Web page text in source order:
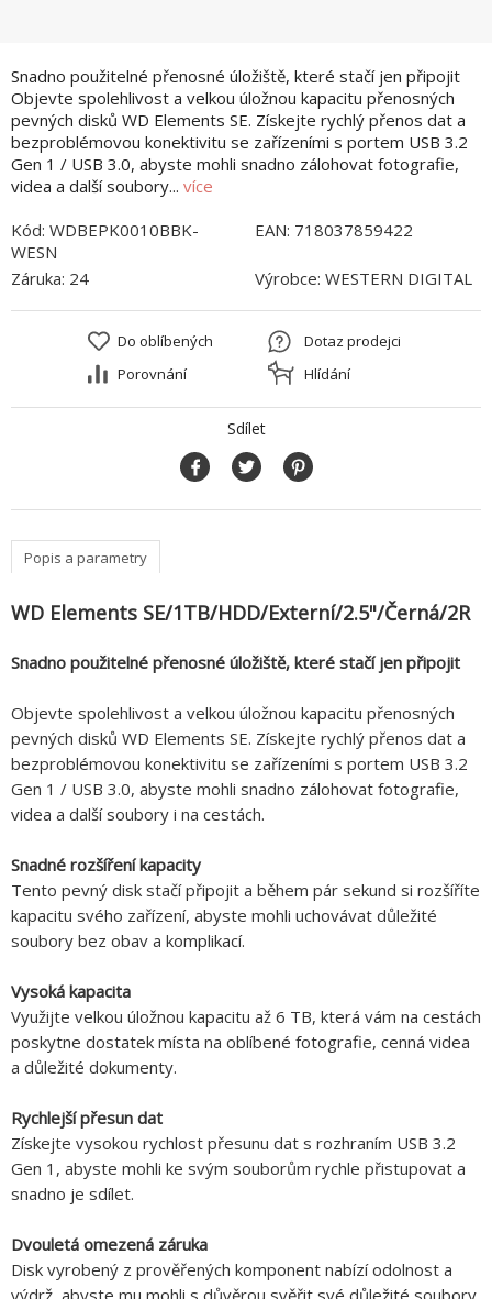
Snadno použitelné přenosné úložiště, které stačí jen připojit
Objevte spolehlivost a velkou úložnou kapacitu přenosných
pevných disků WD Elements SE. Získejte rychlý přenos dat a
bezproblémovou konektivitu se zařízeními s portem USB 3.2
Gen 1 / USB 3.0, abyste mohli snadno zálohovat fotografie,
videa a další soubory... více
Kód: WDBEPK0010BBK-
WESN
EAN: 718037859422
Záruka: 24 Výrobce: WESTERN DIGITAL
Do oblíbených
Porovnání
Dotaz prodejci
Hlídání
Sdílet
Popis a parametry
WD Elements SE/1TB/HDD/Externí/2.5"/Černá/2R
Snadno použitelné přenosné úložiště, které stačí jen připojit
Objevte spolehlivost a velkou úložnou kapacitu přenosných
pevných disků WD Elements SE. Získejte rychlý přenos dat a
bezproblémovou konektivitu se zařízeními s portem USB 3.2
Gen 1 / USB 3.0, abyste mohli snadno zálohovat fotografie,
videa a další soubory i na cestách.
Snadné rozšíření kapacity
Tento pevný disk stačí připojit a během pár sekund si rozšíříte
kapacitu svého zařízení, abyste mohli uchovávat důležité
soubory bez obav a komplikací.
Vysoká kapacita
Využijte velkou úložnou kapacitu až 6 TB, která vám na cestách
poskytne dostatek místa na oblíbené fotografie, cenná videa
a důležité dokumenty.
Rychlejší přesun dat
Získejte vysokou rychlost přesunu dat s rozhraním USB 3.2
Gen 1, abyste mohli ke svým souborům rychle přistupovat a
snadno je sdílet.
Dvouletá omezená záruka
Disk vyrobený z prověřených komponent nabízí odolnost a